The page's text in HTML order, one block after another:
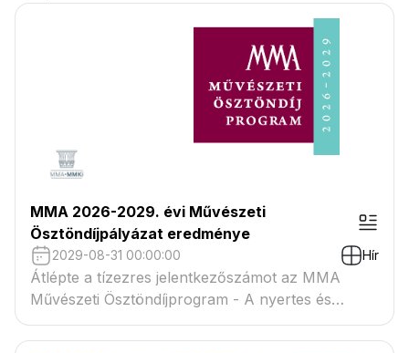
MMA 2026-2029. évi Művészeti
Ösztöndíjpályázat eredménye
2029-08-31 00:00:00 Hír
Átlépte a tízezres jelentkezőszámot az MMA
Művészeti Ösztöndíjprogram - A nyertes és
tartaléklistás pályázók névsora megtekinthető a
csatolmányban